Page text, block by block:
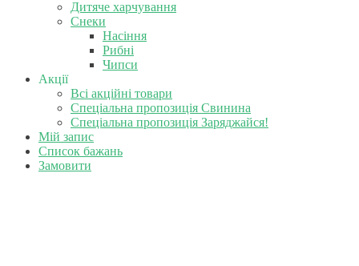
Дитяче харчування
Снеки
Насіння
Рибні
Чипси
Акції
Всі акційні товари
Спеціальна пропозиція Свинина
Спеціальна пропозиція Заряджайся!
Мій запис
Список бажань
Замовити